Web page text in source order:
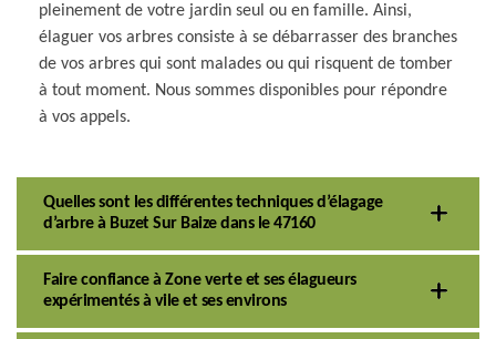
pleinement de votre jardin seul ou en famille. Ainsi,
élaguer vos arbres consiste à se débarrasser des branches
de vos arbres qui sont malades ou qui risquent de tomber
à tout moment. Nous sommes disponibles pour répondre
à vos appels.
Quelles sont les différentes techniques d’élagage
d’arbre à Buzet Sur Baize dans le 47160
Faire confiance à Zone verte et ses élagueurs
expérimentés à vile et ses environs